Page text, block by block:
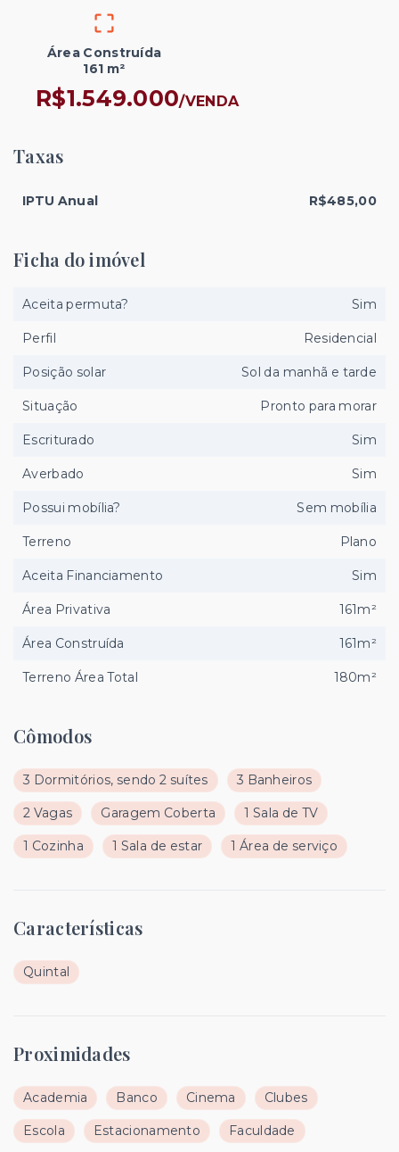
Área Construída
161 m²
R$1.549.000/VENDA
Cômodos
3 Dormitórios, sendo 2 suítes 3 Banheiros
2 Vagas Garagem Coberta 1 Sala de TV
1 Cozinha 1 Sala de estar 1 Área de serviço
Características
Quintal
Proximidades
Academia Banco Cinema Clubes
Escola Estacionamento Faculdade
Taxas
IPTU Anual R$485,00
Ficha do imóvel
Aceita permuta? Sim
Perfil Residencial
Posição solar Sol da manhã e tarde
Situação Pronto para morar
Escriturado Sim
Averbado Sim
Possui mobília? Sem mobília
Terreno Plano
Aceita Financiamento Sim
Área Privativa 161m²
Área Construída 161m²
Terreno Área Total 180m²